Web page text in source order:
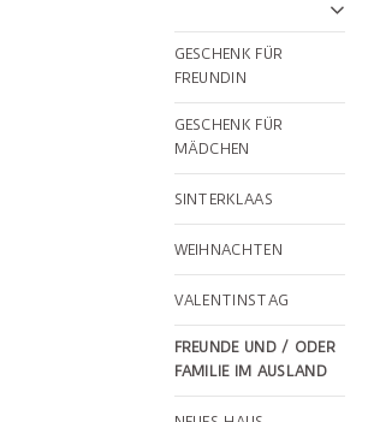
GESCHENK FÜR
FREUNDIN
GESCHENK FÜR
MÄDCHEN
SINTERKLAAS
WEIHNACHTEN
VALENTINSTAG
FREUNDE UND / ODER
FAMILIE IM AUSLAND